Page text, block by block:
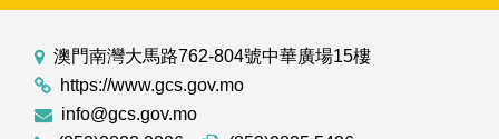
澳門南灣大馬路762-804號中華廣場15樓
https://www.gcs.gov.mo
info@gcs.gov.mo